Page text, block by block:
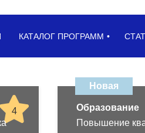
КАТАЛОГ ПРОГРАММ
4
Новая
Образование
Повышение